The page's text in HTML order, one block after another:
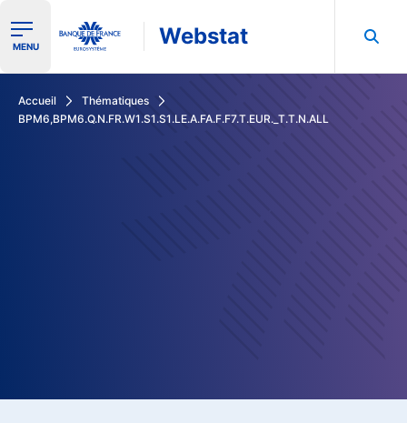
Ouvrir le menu de navigation
MENU Webstat
Accueil
Thématiques
BPM6,BPM6.Q.N.FR.W1.S1.S1.LE.A.FA.F.F7.T.EUR._T.T.N.ALL